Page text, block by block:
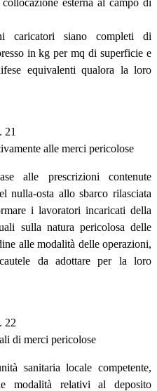
caricatori siano completi di
in kg per mq di superficie e
equivalenti qualora la loro
21
alle merci pericolose
alle prescrizioni contenute
nulla-osta allo sbarco rilasciata
i lavoratori incaricati della
sulla natura pericolosa delle
alle modalità delle operazioni,
da adottare per la loro
22
di merci pericolose
sanitaria locale competente,
relativi al deposito